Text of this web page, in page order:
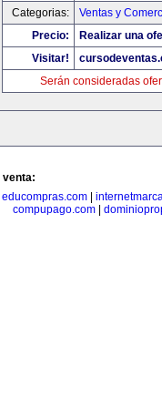
Categorias:
Ventas y
Precio:
Realizar una
Visitar!
Serán consideradas
venta:
educompras.com|
compupago.com|